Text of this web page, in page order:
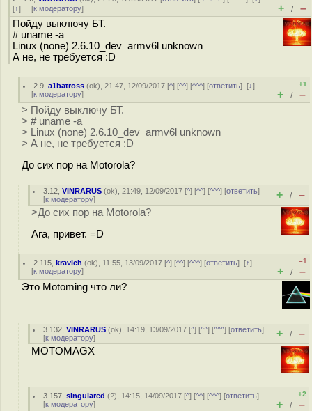
[↑] [к модератору] + / –
Пойду выключу БТ.
# uname -a
Linux (none) 2.6.10_dev armv6l unknown
А не, не требуется :D
2.9 ,a1batross (ok), 21:47, 12/09/2017 [^] [^^] [^^^] [ответить][↓]
[к модератору]
+1
+ / –
> Пойду выключу БТ.
> # uname -a
> Linux (none) 2.6.10_dev armv6l unknown
> А не, не требуется :D
До сих пор на Motorola?
3.12 ,VINRARUS (ok), 21:49, 12/09/2017 [^] [^^] [^^^] [ответить]
[к модератору] + / –
>До сих пор на Motorola?
Ага, привет. =D
2.115 ,kravich (ok), 11:55, 13/09/2017 [^] [^^] [^^^] [ответить][↑]
[к модератору]
–1
+ / –
Это Motoming что ли?
3.132 ,VINRARUS (ok), 14:19, 13/09/2017 [^] [^^] [^^^] [ответить]
[к модератору] + / –
MOTOMAGX
3.157 ,singulared (?), 14:15, 14/09/2017 [^] [^^] [^^^] [ответить]
[к модератору]
+2
+ / –